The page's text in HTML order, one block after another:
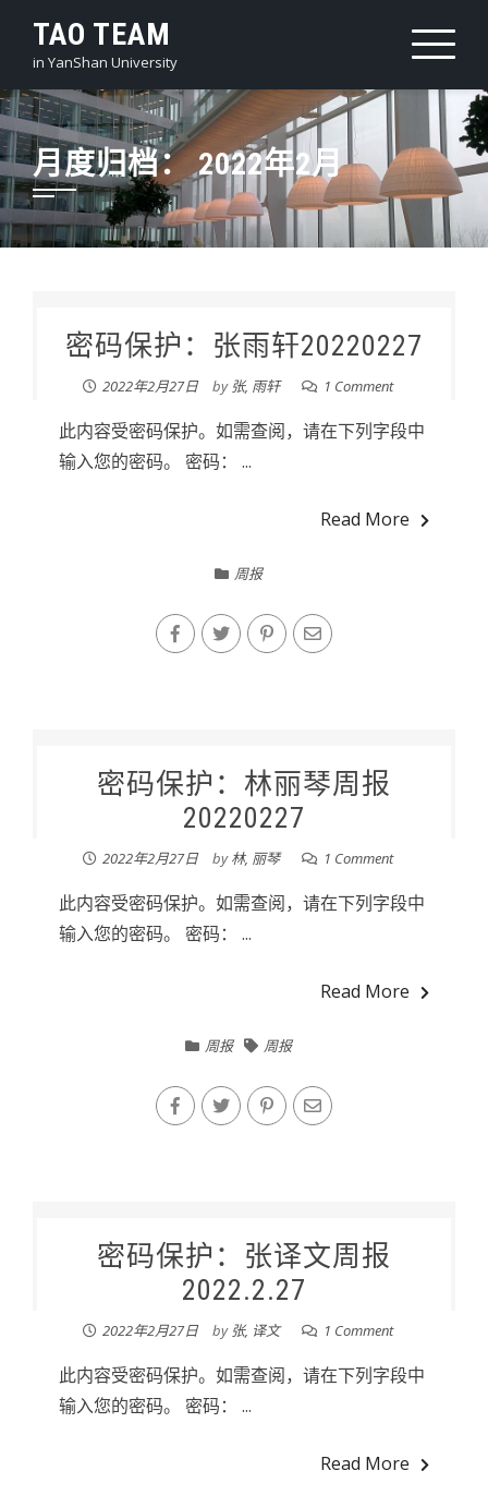
content
TAO TEAM
in YanShan University
月度归档：2022年2月
密码保护：张雨轩20220227
2022年2月27日 by 张, 雨轩 1 Comment
此内容受密码保护。如需查阅，请在下列字段中
输入您的密码。 密码： ...
Read More
周报
密码保护：林丽琴周报
20220227
2022年2月27日 by林, 丽琴 1 Comment
此内容受密码保护。如需查阅，请在下列字段中
输入您的密码。 密码： ...
Read More
周报 周报
密码保护：张译文周报
2022.2.27
2022年2月27日 by 张, 译文 1 Comment
此内容受密码保护。如需查阅，请在下列字段中
输入您的密码。 密码： ...
Read More